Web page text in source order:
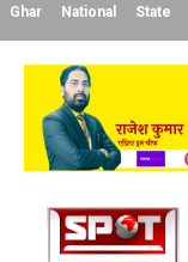
Ghar National State